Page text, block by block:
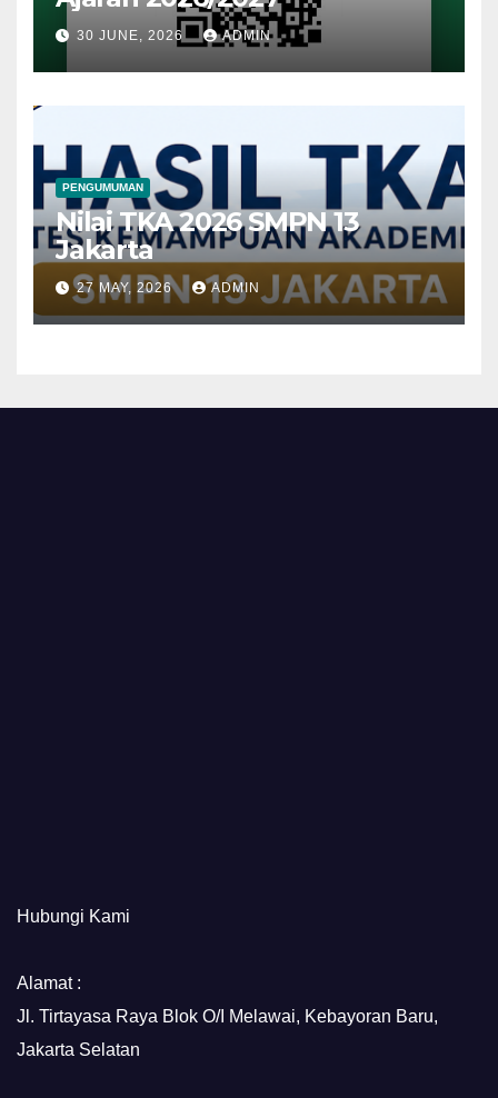
30 JUNE, 2026 ADMIN
PENGUMUMAN
Nilai TKA 2026 SMPN 13
Jakarta
27 MAY, 2026 ADMIN
Hubungi Kami
Alamat :
Jl. Tirtayasa Raya Blok O/I Melawai, Kebayoran Baru,
Jakarta Selatan